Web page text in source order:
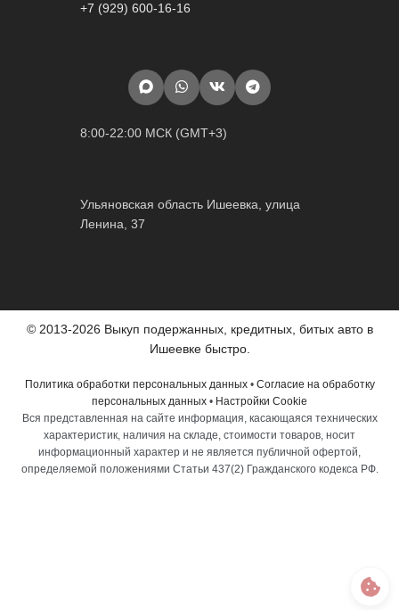
+7 (929) 600-16-16
8:00-22:00 МСК (GMT+3)
Ульяновская область Ишеевка, улица
Ленина, 37
© 2013-2026 Выкуп подержанных, кредитных, битых авто в
Ишеевке быстро.
Политика обработки персональных данных• Согласие на обработку
персональных данных • Настройки Cookie
Вся представленная на сайте информация, касающаяся технических
характеристик, наличия на складе, стоимости товаров, носит
информационный характер и не является публичной офертой,
определяемой положениями Статьи 437(2) Гражданского кодекса РФ.